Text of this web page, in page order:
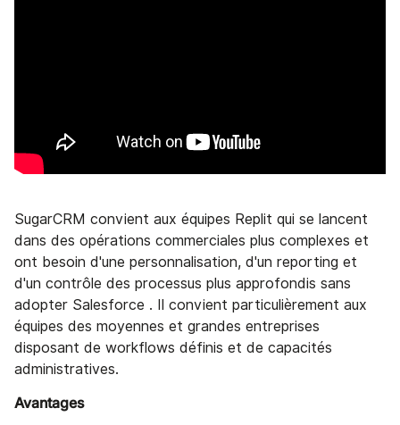
SugarCRM convient aux équipes Replit qui se lancent
dans des opérations commerciales plus complexes et
ont besoin d'une personnalisation, d'un reporting et
d'un contrôle des processus plus approfondis sans
adopter Salesforce . Il convient particulièrement aux
équipes des moyennes et grandes entreprises
disposant de workflows définis et de capacités
administratives.
Avantages